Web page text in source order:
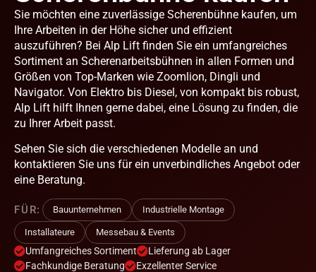
Sie möchten eine zuverlässige Scherenbühne kaufen, um
Ihre Arbeiten in der Höhe sicher und effizient
auszuführen? Bei Alp Lift finden Sie ein umfangreiches
Sortiment an Scherenarbeitsbühnen in allen Formen und
Größen von Top-Marken wie Zoomlion, Dingli und
Navigator. Von Elektro bis Diesel, von kompakt bis robust,
Alp Lift hilft Ihnen gerne dabei, eine Lösung zu finden, die
zu Ihrer Arbeit passt.
Sehen Sie sich die verschiedenen Modelle an und
kontaktieren Sie uns für ein unverbindliches Angebot oder
eine Beratung.
FÜR: Bauunternehmen Industrielle Montage
Installateure Messebau & Events
Umfangreiches Sortiment
Lieferung ab Lager
Fachkundige Beratung
Exzellenter Service